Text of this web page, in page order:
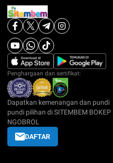
Penghargaan dan sertifikat:
Dapatkan kemenangan dan pundi
pundi pilihan di SITEMBEM BOKEP
NGOBROL
DAFTAR